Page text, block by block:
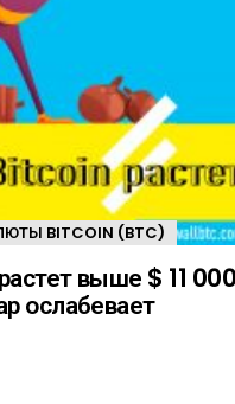
BITCOIN (BTC)
выше $ 11
ослабевает